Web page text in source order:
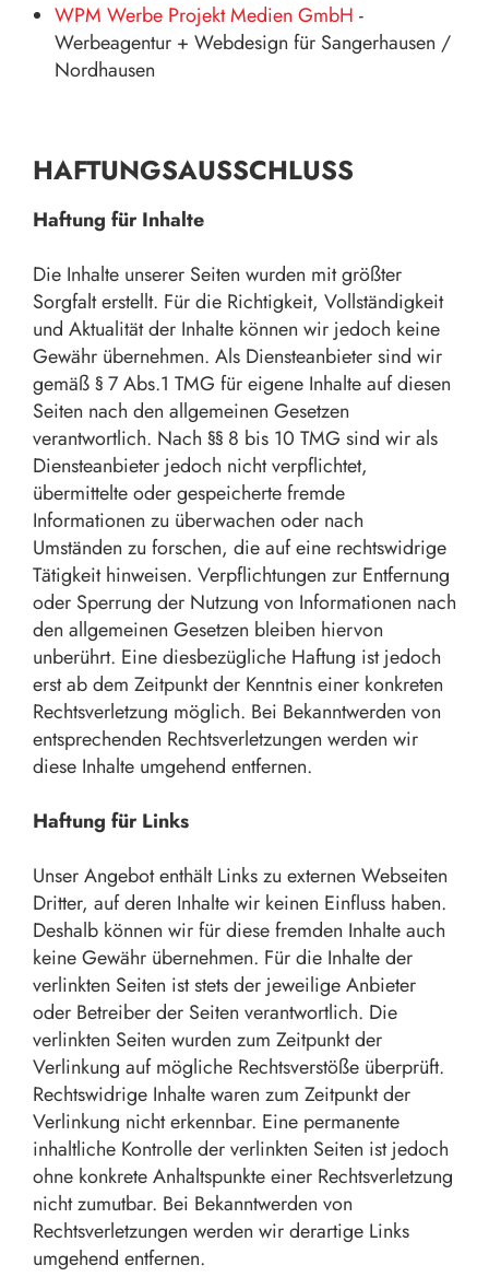
WPM Werbe Projekt Medien GmbH -
Werbeagentur + Webdesign für Sangerhausen /
Nordhausen
HAFTUNGSAUSSCHLUSS
Haftung für Inhalte
Die Inhalte unserer Seiten wurden mit größter
Sorgfalt erstellt. Für die Richtigkeit, Vollständigkeit
und Aktualität der Inhalte können wir jedoch keine
Gewähr übernehmen. Als Diensteanbieter sind wir
gemäß § 7 Abs.1 TMG für eigene Inhalte auf diesen
Seiten nach den allgemeinen Gesetzen
verantwortlich. Nach §§ 8 bis 10 TMG sind wir als
Diensteanbieter jedoch nicht verpflichtet,
übermittelte oder gespeicherte fremde
Informationen zu überwachen oder nach
Umständen zu forschen, die auf eine rechtswidrige
Tätigkeit hinweisen. Verpflichtungen zur Entfernung
oder Sperrung der Nutzung von Informationen nach
den allgemeinen Gesetzen bleiben hiervon
unberührt. Eine diesbezügliche Haftung ist jedoch
erst ab dem Zeitpunkt der Kenntnis einer konkreten
Rechtsverletzung möglich. Bei Bekanntwerden von
entsprechenden Rechtsverletzungen werden wir
diese Inhalte umgehend entfernen.
Haftung für Links
Unser Angebot enthält Links zu externen Webseiten
Dritter, auf deren Inhalte wir keinen Einfluss haben.
Deshalb können wir für diese fremden Inhalte auch
keine Gewähr übernehmen. Für die Inhalte der
verlinkten Seiten ist stets der jeweilige Anbieter
oder Betreiber der Seiten verantwortlich. Die
verlinkten Seiten wurden zum Zeitpunkt der
Verlinkung auf mögliche Rechtsverstöße überprüft.
Rechtswidrige Inhalte waren zum Zeitpunkt der
Verlinkung nicht erkennbar. Eine permanente
inhaltliche Kontrolle der verlinkten Seiten ist jedoch
ohne konkrete Anhaltspunkte einer Rechtsverletzung
nicht zumutbar. Bei Bekanntwerden von
Rechtsverletzungen werden wir derartige Links
umgehend entfernen.